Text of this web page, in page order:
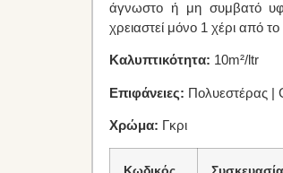
άγνωστο ή μη συμβατό
χρειαστεί μόνο 1 χέρι από
Καλυπτικότητα: 10m²/ltr
Επιφάνειες: Πολυεστέρας |
Χρώμα: Γκρι